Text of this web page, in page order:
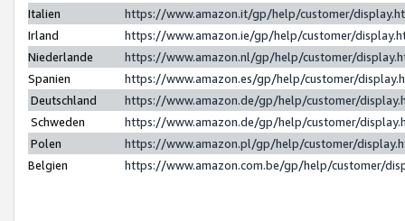
Italien
https://www.amazon.it/gp/help/customer/
Irland
https://www.amazon.ie/gp/help/customer/
Niederlande
https://www.amazon.nl/gp/help/customer/
Spanien
https://www.amazon.es/gp/help/customer/
Deutschland
https://www.amazon.de/gp/help/customer/
Schweden
https://www.amazon.de/gp/help/customer/
Polen
https://www.amazon.pl/gp/help/customer/
Belgien
https://www.amazon.com.be/gp/help/customer/